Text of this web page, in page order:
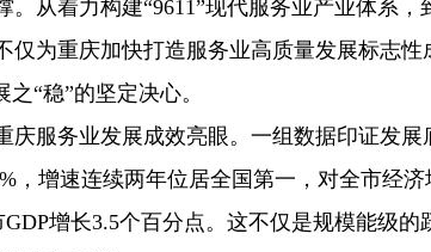
。从着力构建“9611”现代服务业产业体系
仅为重庆加快打造服务业高质量发展标志
“稳”的坚定决心。
庆服务业发展成效亮眼。一组数据印证发
，增速连续两年位居全国第一，对全市经
GDP增长3.5个百分点。这不仅是规模能级